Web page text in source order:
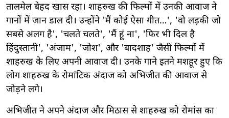
तालमेल बेहद खास रहा। शाहरुख की फिल्मों में उनकी आवाज ने
गानों में जान डाल दी। उन्होंने 'मैं कोई ऐसा गीत…', 'वो लड़की जो
सबसे अलग है', 'चलते चलते', 'मैं हूं ना', 'फिर भी दिल है
हिंदुस्तानी', 'अंजाम', 'जोश', और 'बादशाह' जैसी फिल्मों में
शाहरुख के लिए अपनी आवाज दी। उनके गाने इतने मशहूर हुए कि
लोग शाहरुख के रोमांटिक अंदाज को अभिजीत की आवाज से
जोड़ने लगे।
अभिजीत ने अपने अंदाज और मिठास से शाहरुख को रोमांस का